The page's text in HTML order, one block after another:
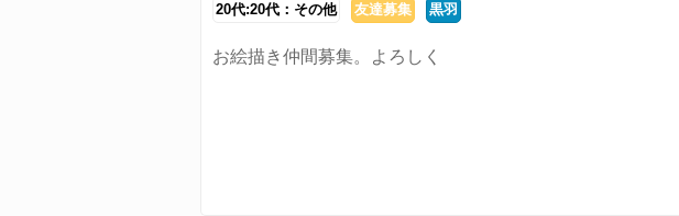
20代:20代：その他 友達募集 黒羽
お絵描き仲間募集。よろしく